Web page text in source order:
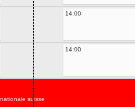
14:00
14:00
suisse